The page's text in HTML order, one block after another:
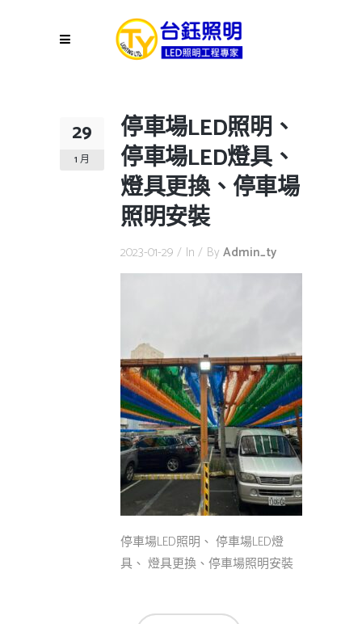
29
1 月
停車場LED照明、
停車場LED燈具、
燈具更換、停車場
照明安裝
2023-01-29 In By Admin_ty
停車場LED照明、 停車場LED燈
具、 燈具更換、停車場照明安裝